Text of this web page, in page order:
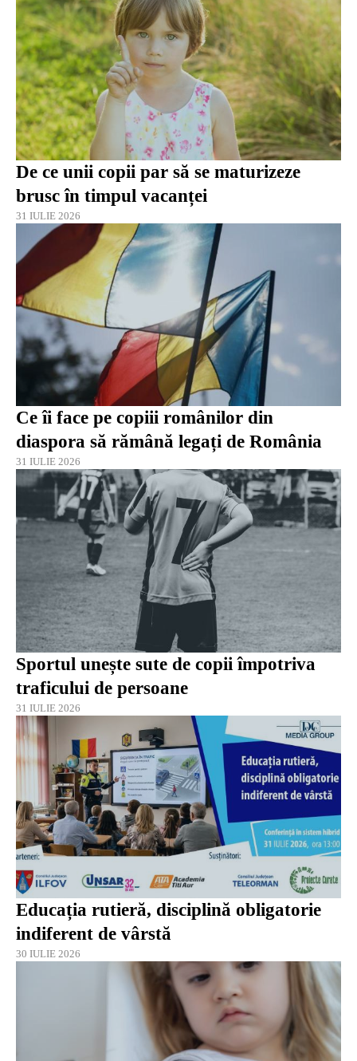
De ce unii copii par să se maturizeze
brusc în timpul vacanței
31 IULIE 2026
Ce îi face pe copiii românilor din
diaspora să rămână legați de România
31 IULIE 2026
Sportul unește sute de copii împotriva
traficului de persoane
31 IULIE 2026
Educația rutieră, disciplină obligatorie
indiferent de vârstă
30 IULIE 2026